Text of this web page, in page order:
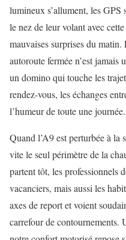
lumineux s’allument, les GPS
le nez de leur volant avec
mauvaises surprises du
autoroute fermée n’est jamais
un domino qui touche les
rendez-vous, les échanges
l’humeur de toute une journée.
Quand l’A9 est perturbée à la
vite le seul périmètre de la
partent tôt, les professionnels
vacanciers, mais aussi les
axes de report et voient
carrefour de contournements.